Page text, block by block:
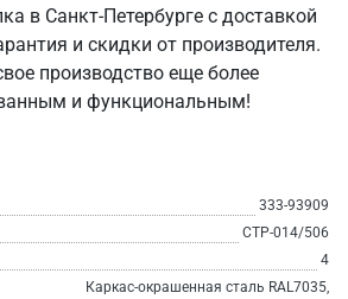
в Санкт‑Петербурге с доставкой
и скидки от производителя.
производство еще более
и функциональным!
333-93909
СТР-014/506
4
Каркас-окрашенная сталь RAL7035,